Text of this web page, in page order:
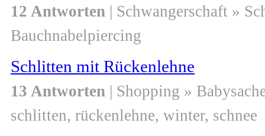
12 Antworten | Schwangerschaft »
Bauchnabelpiercing
Schlitten mit Rückenlehne
13 Antworten | Shopping »
schlitten, rückenlehne, winter, schnee